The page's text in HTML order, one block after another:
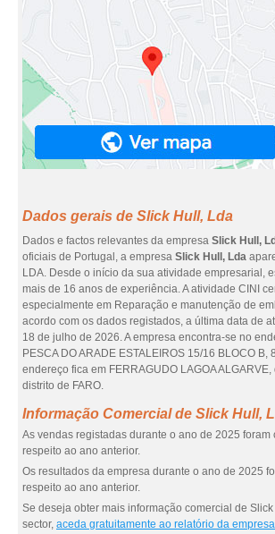
Dados gerais de Slick Hull, Lda
Dados e factos relevantes da empresa Slick Hull,
oficiais de Portugal, a empresa Slick Hull, Lda
LDA. Desde o início da sua atividade empresarial,
mais de 16 anos de experiência. A atividade CINI
especialmente em Reparação e manutenção de
acordo com os dados registados, a última data de
18 de julho de 2026. A empresa encontra-se no
PESCA DO ARADE ESTALEIROS 15/16 BLOCO B,
endereço fica em FERRAGUDO LAGOA
distrito de FARO.
Informação Comercial de Slick Hull,
As vendas registadas durante o ano de 2025 foram
respeito ao ano anterior.
Os resultados da empresa durante o ano de 2025
respeito ao ano anterior.
Se deseja obter mais informação comercial de
sector, aceda gratuitamente ao relatório da empresa